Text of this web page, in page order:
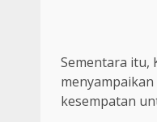
Sementara itu,
kesempatan